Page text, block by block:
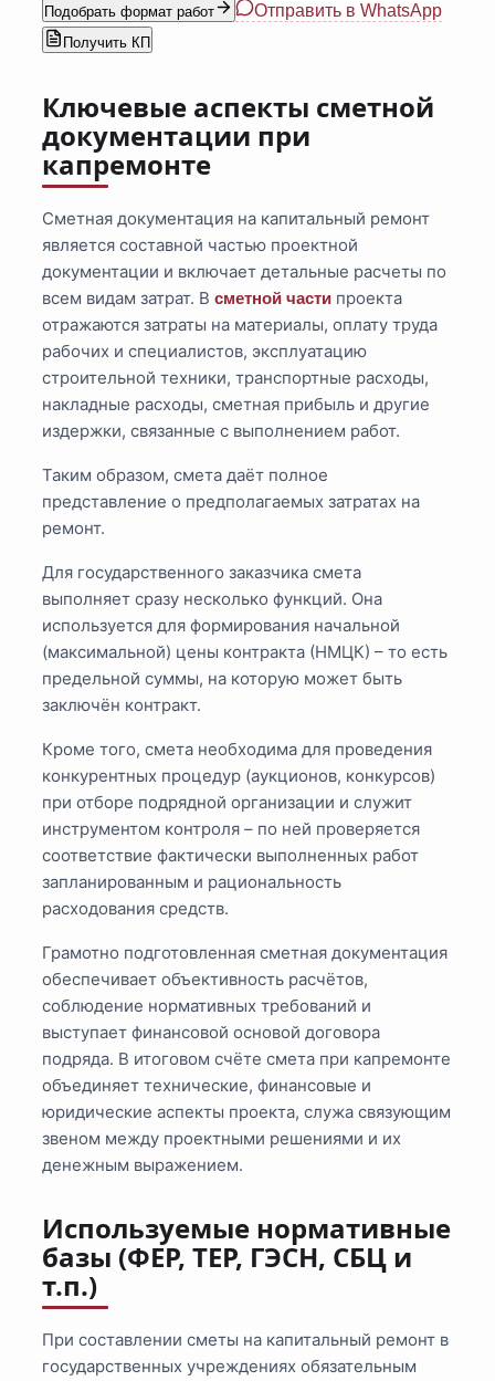
Подобрать формат работ Отправить в WhatsApp
Получить КП
Ключевые аспекты сметной
документации при
капремонте
Сметная документация на капитальный ремонт
является составной частью проектной
документации и включает детальные расчеты по
всем видам затрат. Всметной части проекта
отражаются затраты на материалы, оплату труда
рабочих и специалистов, эксплуатацию
строительной техники, транспортные расходы,
накладные расходы, сметная прибыль и другие
издержки, связанные с выполнением работ.
Таким образом, смета даёт полное
представление о предполагаемых затратах на
ремонт.
Для государственного заказчика смета
выполняет сразу несколько функций. Она
используется для формирования начальной
(максимальной) цены контракта (НМЦК) – то есть
предельной суммы, на которую может быть
заключён контракт.
Кроме того, смета необходима для проведения
конкурентных процедур (аукционов, конкурсов)
при отборе подрядной организации и служит
инструментом контроля – по ней проверяется
соответствие фактически выполненных работ
запланированным и рациональность
расходования средств.
Грамотно подготовленная сметная документация
обеспечивает объективность расчётов,
соблюдение нормативных требований и
выступает финансовой основой договора
подряда. В итоговом счёте смета при капремонте
объединяет технические, финансовые и
юридические аспекты проекта, служа связующим
звеном между проектными решениями и их
денежным выражением.
Используемые нормативные
базы (ФЕР, ТЕР, ГЭСН, СБЦ и
т.п.)
При составлении сметы на капитальный ремонт в
государственных учреждениях обязательным